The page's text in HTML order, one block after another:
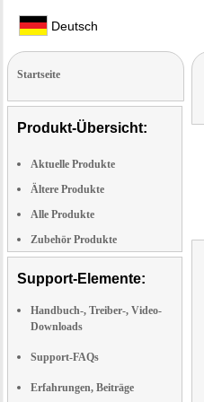
Deutsch
Startseite
Produkt-Übersicht:
Aktuelle Produkte
Ältere Produkte
Alle Produkte
Zubehör Produkte
Support-Elemente:
Handbuch-, Treiber-, Video-
Downloads
Support-FAQs
Erfahrungen, Beiträge